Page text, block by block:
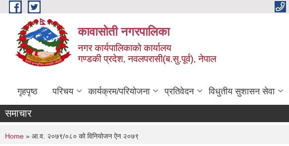
Skip to main content
कावासोती नगरपालिका
नगर कार्यपालिकाको कार्यालय
गण्डकी प्रदेश, नवलपरासी(ब.सु.पूर्व), नेपाल
गृहपृष्ठ परिचय कार्यक्रम/परियोजना प्रतिवेदन विधुतीय सुशासन सेवा
समाचार
You are here
Home » आ.व. २०७९/०८० को विनियोजन ऐन २०७९